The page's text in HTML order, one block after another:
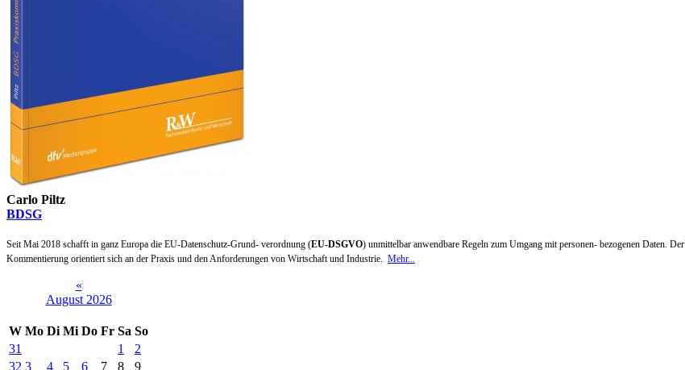
Carlo Piltz
BDSG
Seit Mai 2018 schafft in ganz Europa die EU-Datenschutz-Grund- verordnung (EU-DSGVO) unmittelbar anwendbare Regeln zum Umgang mit personen- bezogenen Daten. Der
Kommentierung orientiert sich an der Praxis und den Anforderungen von Wirtschaft und Industrie. Mehr...
«
August 2026
W Mo Di Mi Do Fr Sa So
31
1
2
32 3 4 5 6 7 8 9